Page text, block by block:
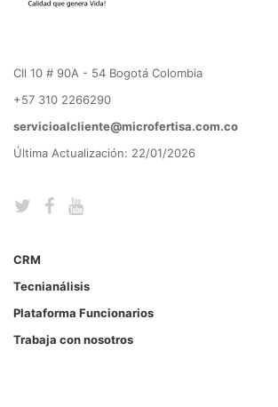
Cll 10 # 90A - 54 Bogotá Colombia
+57 310 2266290
servicioalcliente@microfertisa.com.co
Última Actualización: 22/01/2026
CRM
Tecnianálisis
Plataforma Funcionarios
Trabaja con nosotros